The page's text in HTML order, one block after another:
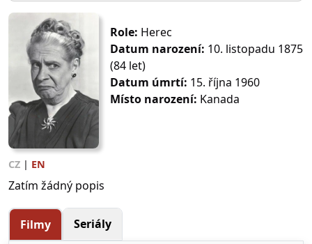
Role: Herec
Datum narození: 10. listopadu 1875
(84 let)
Datum úmrtí: 15. října 1960
Místo narození: Kanada
CZ | EN
Zatím žádný popis
Filmy
Seriály